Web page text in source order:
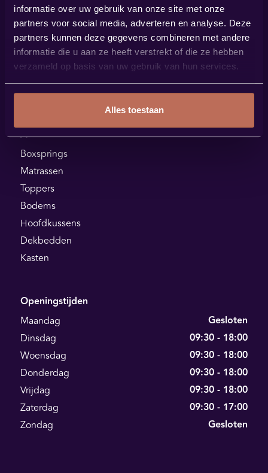
informatie over uw gebruik van onze site met onze
partners voor social media, adverteren en analyse. Deze
partners kunnen deze gegevens combineren met andere
informatie die u aan ze heeft verstrekt of die ze hebben
verzameld op basis van uw gebruik van hun services.
Alles toestaan
Showroom
Steenstraat 144
5831 JK Boxmeer
Plan je route
Assortiment
Boxsprings
Matrassen
Toppers
Bodems
Hoofdkussens
Dekbedden
Kasten
Openingstijden
Maandag Gesloten
Dinsdag 09:30 - 18:00
Woensdag 09:30 - 18:00
Donderdag 09:30 - 18:00
Vrijdag 09:30 - 18:00
Zaterdag 09:30 - 17:00
Zondag Gesloten